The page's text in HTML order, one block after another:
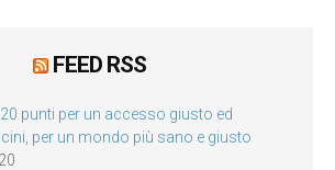
FEED RSS
20 punti per un accesso giusto ed
per un mondo più sano e giusto